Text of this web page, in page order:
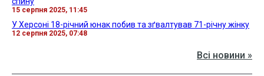
15 серпня 2025, 11:45
У Херсоні 18-річний юнак побив та зґвалтував 71-річну жінку
12 серпня 2025, 07:48
Всі новини »